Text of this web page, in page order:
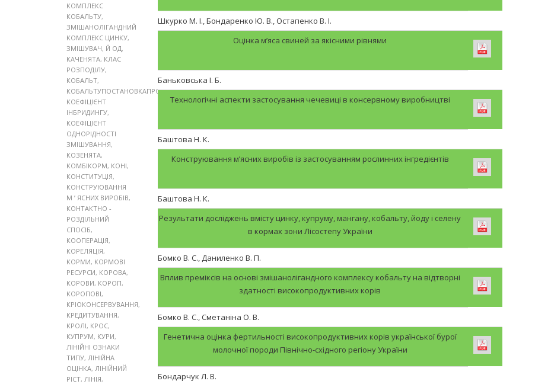
КОМПЛЕКС
КОБАЛЬТУ,
ЗМІШАНОЛІГАНДНИЙ
КОМПЛЕКС ЦИНКУ,
ЗМІШУВАЧ, Й ОД,
КАЧЕНЯТА, КЛАС
РОЗПОДІЛУ,
КОБАЛЬТ,
КОБАЛЬТУПОСТАНОВКАПРОБЛЕМИ,
КОЕФІЦІЄНТ
ІНБРИДИНГУ,
КОЕФІЦІЄНТ
ОДНОРІДНОСТІ
ЗМІШУВАННЯ,
КОЗЕНЯТА,
КОМБІКОРМ, КОНІ,
КОНСТИТУЦІЯ,
КОНСТРУЮВАННЯ
М ’ ЯСНИХ ВИРОБІВ,
КОНТАКТНО -
РОЗДІЛЬНИЙ
СПОСІБ,
КООПЕРАЦІЯ,
КОРЕЛЯЦІЯ,
КОРМИ, КОРМОВІ
РЕСУРСИ, КОРОВА,
КОРОВИ, КОРОП,
КОРОПОВІ,
КРІОКОНСЕРВУВАННЯ,
КРЕДИТУВАННЯ,
КРОЛІ, КРОС,
КУПРУМ, КУРИ,
ЛІНІЙНІ ОЗНАКИ
ТИПУ, ЛІНІЙНА
ОЦІНКА, ЛІНІЙНИЙ
РІСТ, ЛІНІЯ,
Шкурко М. І., Бондаренко Ю. В., Остапенко В. І.
Оцінка м’яса свиней за якісними рівнями
Баньковська І. Б.
Технологічні аспекти застосування чечевиці в консервному виробництві
Баштова Н. К.
Конструювання м’ясних виробів із застосуванням рослинних інгредієнтів
Баштова Н. К.
Результати досліджень вмісту цинку, купруму, мангану, кобальту, йоду і селену
в кормах зони Лісостепу України
Бомко В. С., Даниленко В. П.
Вплив преміксів на основі змішанолігандного комплексу кобальту на відтворні
здатності високопродуктивних корів
Бомко В. С., Сметаніна О. В.
Генетична оцінка фертильності високопродуктивних корів української бурої
молочної породи Північно-східного регіону України
Бондарчук Л. В.